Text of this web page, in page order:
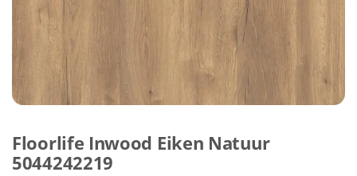
Floorlife Inwood Eiken Natuur
5044242219